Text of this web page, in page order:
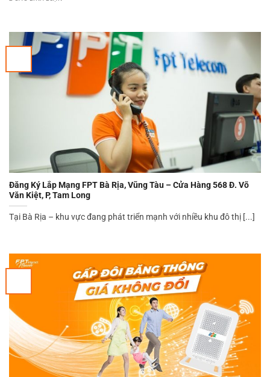
Đăng Ký Lắp Mạng FPT Bà Rịa, Vũng Tàu – Cửa Hàng 568 Đ. Võ
Văn Kiệt, P, Tam Long
Tại Bà Rịa – khu vực đang phát triển mạnh với nhiều khu đô thị [...]